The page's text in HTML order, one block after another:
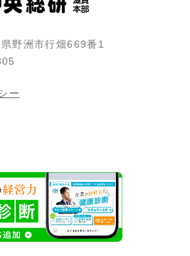
野洲市行畑669番1
ー